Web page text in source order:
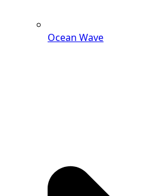
Ocean Wave